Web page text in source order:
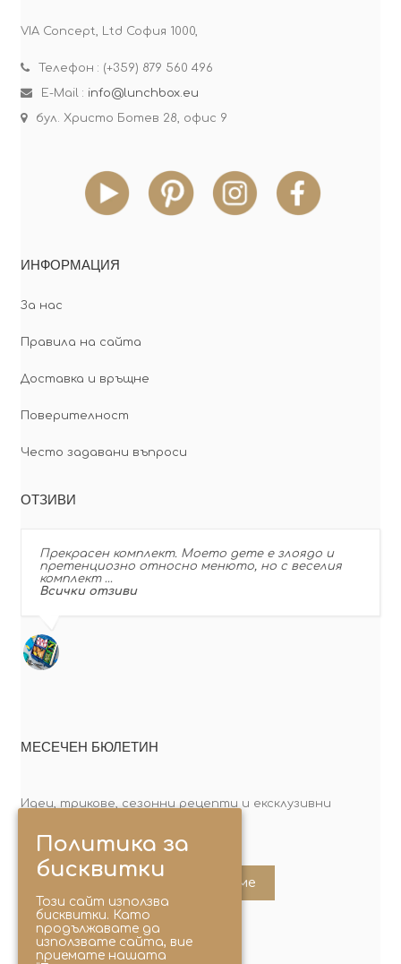
VIA Concept, Ltd София 1000,
Телефон : (+359) 879 560 496
E-Mail : info@lunchbox.eu
бул. Христо Ботев 28, офис 9
ИНФОРМАЦИЯ
За нас
Правила на сайта
Доставка и връщне
Поверителност
Често задавани въпроси
ОТЗИВИ
Прекрасен комплект. Моето дете е злоядо и
претенциозно относно менюто, но с веселия
комплект …
Всички отзиви
МЕСЕЧЕН БЮЛЕТИН
Идеи, трикове, сезонни рецепти и ексклузивни
Абонирайте ме
Политика за
бисквитки
Този сайт използва
бисквитки. Като
продължавате да
използвате сайта, вие
приемате нашата